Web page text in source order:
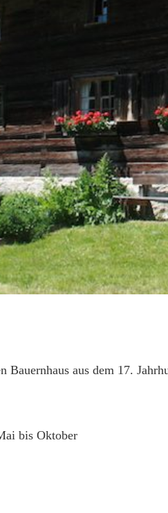
aus dem 17.
bis Oktober